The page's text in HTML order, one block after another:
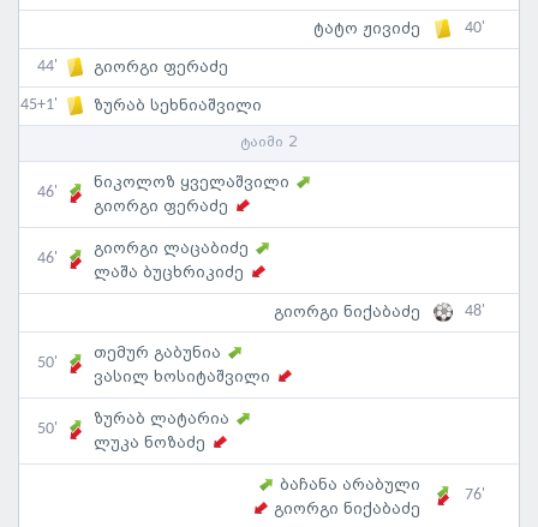
ტატო ჟივიძე 40'
44' გიორგი ფერაძე
45+1' ზურაბ სეხნიაშვილი
ტაიმი 2
46'
ნიკოლოზ ყველაშვილი
გიორგი ფერაძე
46'
გიორგი ლაცაბიძე
ლაშა ბუცხრიკიძე
გიორგი ნიქაბაძე 48'
50'
თემურ გაბუნია
ვასილ ხოსიტაშვილი
50'
ზურაბ ლატარია
ლუკა ნოზაძე
ბაჩანა არაბული
გიორგი ნიქაბაძე
76'